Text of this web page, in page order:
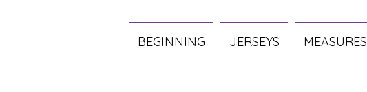
BEGINNING JERSEYS MEASURES